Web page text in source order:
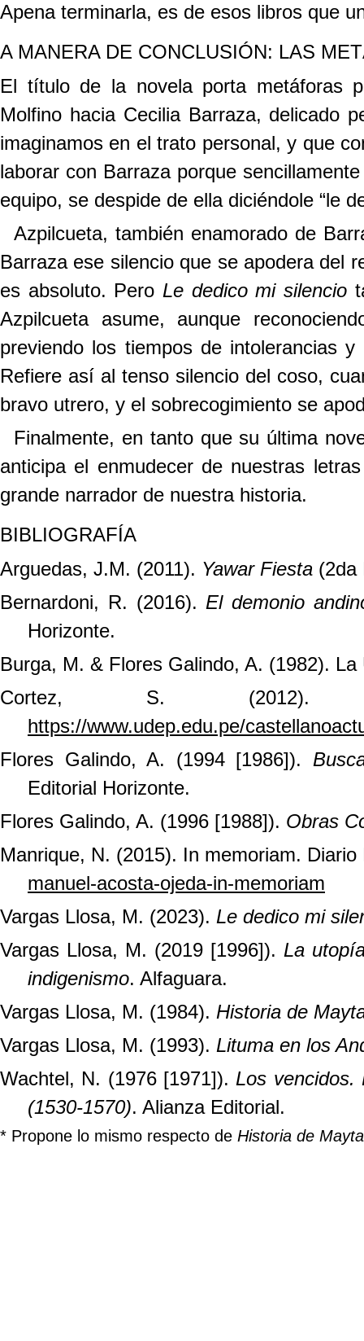
Apena terminarla, es de esos libros que
A MANERA DE CONCLUSIÓN: LAS
El título de la novela porta metáforas
Molfino hacia Cecilia Barraza, delicado
imaginamos en el trato personal, y que
laborar con Barraza porque
equipo, se despide de ella diciéndole “le
Azpilcueta, también enamorado de
Barraza ese silencio que se apodera del
es absoluto. Pero Le dedico mi silencio
Azpilcueta asume, aunque
previendo los tiempos de intolerancias
Refiere así al tenso silencio del coso,
bravo utrero, y el sobrecogimiento se
Finalmente, en tanto que su última
anticipa el enmudecer de nuestras
grande narrador de nuestra historia.
BIBLIOGRAFÍA
Arguedas, J.M. (2011). Yawar Fiesta (2da
Bernardoni, R. (2016). El demonio
Horizonte.
Burga, M. & Flores Galindo, A. (1982).
Cortez, S. (2012).
https://www.udep.edu.pe/
Flores Galindo, A. (1994 [1986]).
Editorial Horizonte.
Flores Galindo, A. (1996 [1988]). Obras
Manrique, N. (2015). In memoriam.
manuel-acosta-ojeda-in-memoriam
Vargas Llosa, M. (2023). Le dedico mi
Vargas Llosa, M. (2019 [1996]). La
indigenismo. Alfaguara.
Vargas Llosa, M. (1984). Historia de
Vargas Llosa, M. (1993). Lituma en los
Wachtel, N. (1976 [1971]). Los vencidos.
(1530-1570). Alianza Editorial.
* Propone lo mismo respecto de Historia de Mayta